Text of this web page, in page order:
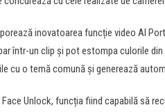
inovatoarea funcție video AI
într-un clip și pot estompa culorile
cu o temă comună și generează
Unlock, funcția fiind capabilă să